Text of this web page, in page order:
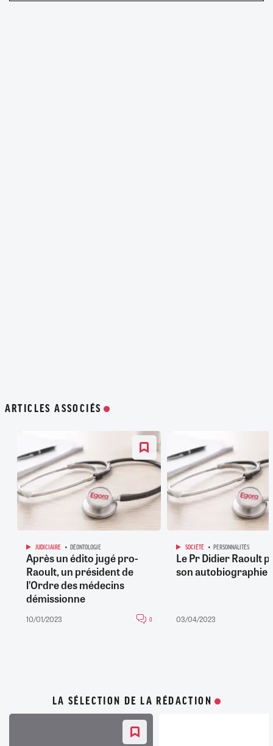
ARTICLES ASSOCIÉS
JUDICIAIRE DÉONTOLOGIE
Après un édito jugé pro-
Raoult, un président de
l’Ordre des médecins
démissionne
10/01/2023 0
SOCIÉTÉ PERSONNALITÉS
Le Pr Didier Raoult
son autobiographie
03/04/2023
LA SÉLECTION DE LA RÉDACTION